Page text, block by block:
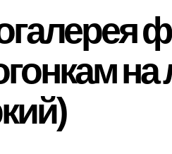
на